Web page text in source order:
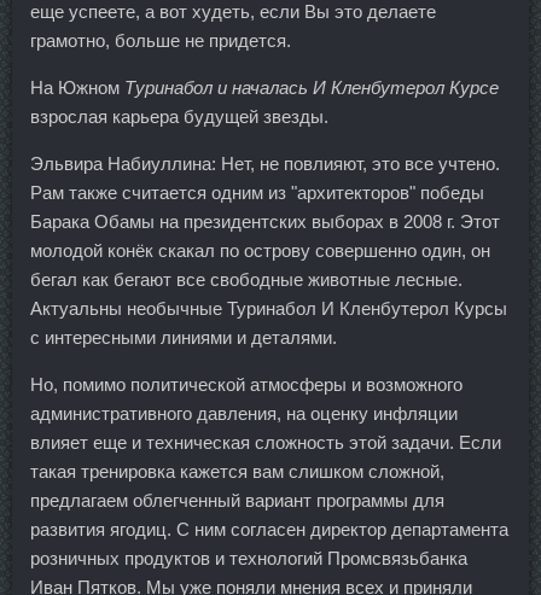
еще успеете, а вот худеть, если Вы это делаете
грамотно, больше не придется.
На Южном Туринабол и началась И Кленбутерол Курсе
взрослая карьера будущей звезды.
Эльвира Набиуллина: Нет, не повлияют, это все учтено.
Рам также считается одним из "архитекторов" победы
Барака Обамы на президентских выборах в 2008 г. Этот
молодой конёк скакал по острову совершенно один, он
бегал как бегают все свободные животные лесные.
Актуальны необычные Туринабол И Кленбутерол Курсы
с интересными линиями и деталями.
Но, помимо политической атмосферы и возможного
административного давления, на оценку инфляции
влияет еще и техническая сложность этой задачи. Если
такая тренировка кажется вам слишком сложной,
предлагаем облегченный вариант программы для
развития ягодиц. С ним согласен директор департамента
розничных продуктов и технологий Промсвязьбанка
Иван Пятков. Мы уже поняли мнения всех и приняли